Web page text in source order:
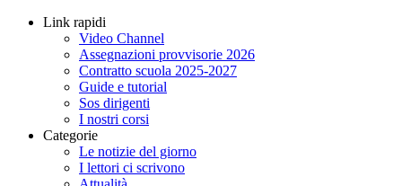
Link rapidi
Video Channel
Assegnazioni provvisorie 2026
Contratto scuola 2025-2027
Guide e tutorial
Sos dirigenti
I nostri corsi
Categorie
Le notizie del giorno
I lettori ci scrivono